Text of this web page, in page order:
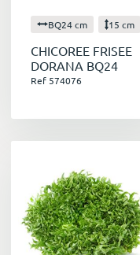
BQ24 cm 15 cm
CHICOREE FRISEE
DORANA BQ24
Ref 574076